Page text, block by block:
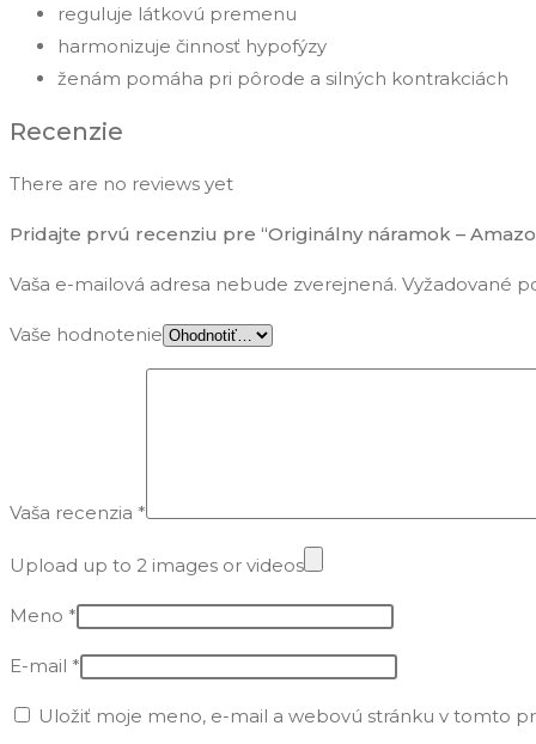
reguluje látkovú premenu
harmonizuje činnosť hypofýzy
ženám pomáha pri pôrode a silných kontrakciách
Recenzie
There are no reviews yet
Pridajte prvú recenziu pre “Originálny náramok –
Vaša e-mailová adresa nebude zverejnená. Vyžadované
Vaše hodnotenie
Vaša recenzia *
Upload up to 2 images or videos
Meno *
E-mail *
Uložiť moje meno, e-mail a webovú stránku v tomto